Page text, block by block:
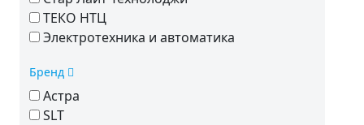
ТЕКО НТЦ
Электротехника и автоматика
Бренд
Астра
SLT